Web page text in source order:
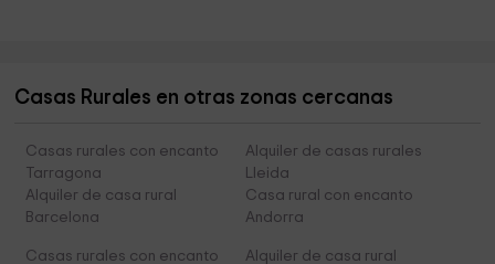
Casas Rurales en otras zonas cercanas
Casas rurales con encanto
Tarragona
Alquiler de casas rurales
Lleida
Alquiler de casa rural
Barcelona
Casa rural con encanto
Andorra
Casas rurales con encanto
Alquiler de casa rural